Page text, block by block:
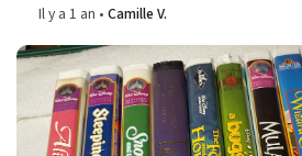
Il y a 1 an Camille V.